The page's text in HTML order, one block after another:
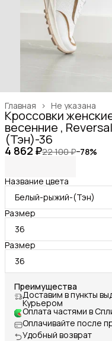
Не указана
Главная ›
Кроссовки
весенние ,
(Тэн)-36
4 862 ₽22 100 ₽−78%
Название цвета
Белый-рыжий-(Тэн)
Размер
36
Размер
36
Преимущества
Доставим в пункты
Курьером
Оплата частями в
Оплачивайте после
Удобный возврат